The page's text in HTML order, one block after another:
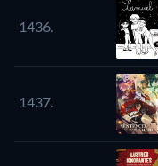
1436.
1437.